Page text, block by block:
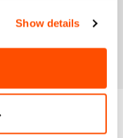
Show details
SIE